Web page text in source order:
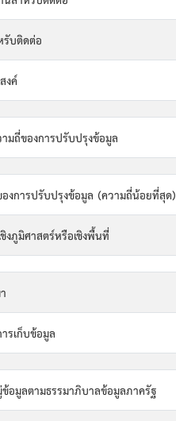
รับติดต่อ
งค์
มถี่ของการปรับปรุงข้อมูล
งการปรับปรุงข้อมูล (ความถี่น้อยที่สุด)
งภูมิศาสตร์หรือเชิงพื้นที่
รเก็บข้อมูล
อมูลตามธรรมาภิบาลข้อมูลภาครัฐ